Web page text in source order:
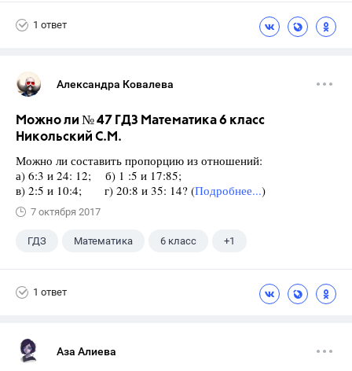
1 ответ
Александра Ковалева
Можно ли № 47 ГДЗ Математика 6 класс
Никольский С.М.
Можно ли составить пропорцию из отношений:
а) 6:3 и 24: 12; б) 1 :5 и 17:85;
в) 2:5 и 10:4; г) 20:8 и 35: 14? (Подробнее...)
7 октября 2017
ГДЗ Математика 6 класс +1
1 ответ
Аза Алиева